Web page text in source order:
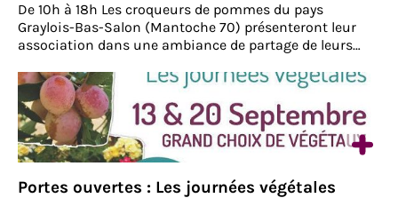
De 10h à 18h Les croqueurs de pommes du pays
Graylois-Bas-Salon (Mantoche 70) présenteront leur
association dans une ambiance de partage de leurs
Exposition de variétés de fruits locales et anciennes
(pommes,…
Portes ouvertes : Les journées végétales